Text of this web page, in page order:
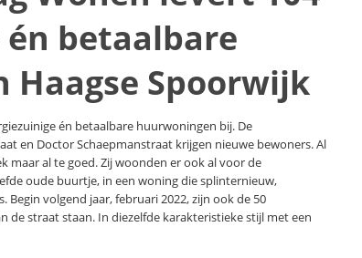
betaalbare
Haagse Spoorwijk
én betaalbare huurwoningen bij. De
en Doctor Schaepmanstraat krijgen nieuwe bewoners. Al
maar al te goed. Zij woonden er ook al voor de
oude buurtje, in een woning die splinternieuw,
volgend jaar, februari 2022, zijn ook de 50
de straat staan. In diezelfde karakteristieke stijl met een